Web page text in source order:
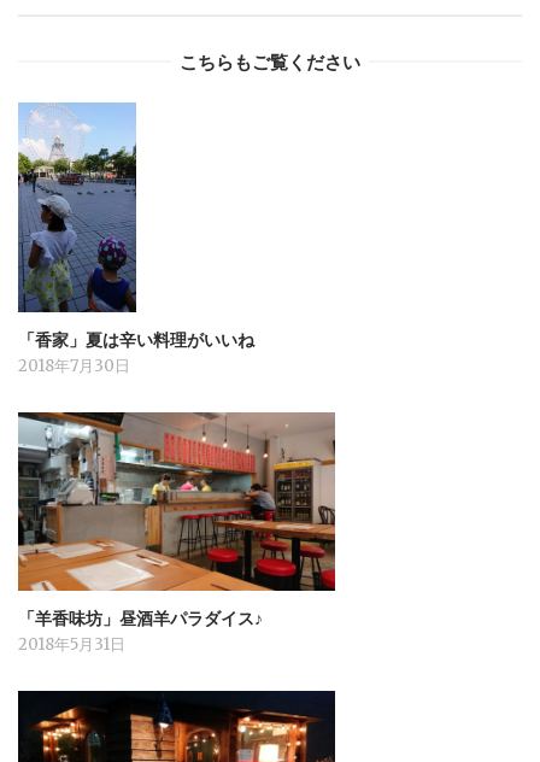
こちらもご覧ください
「香家」夏は辛い料理がいいね
2018年7月30日
「羊香味坊」昼酒羊パラダイス♪
2018年5月31日